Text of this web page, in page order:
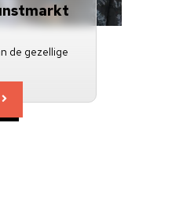
de gezellige